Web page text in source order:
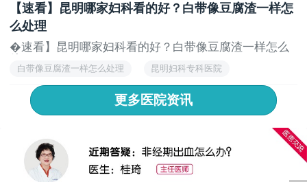
【速看】昆明哪家妇科看的好？白带像豆腐渣一样怎
么处理
�速看】昆明哪家妇科看的好？白带像豆腐渣一样怎么
白带像豆腐渣一样怎么处理 昆明妇科专科医院
昆明妇科专科医院排行榜
更多医院资讯